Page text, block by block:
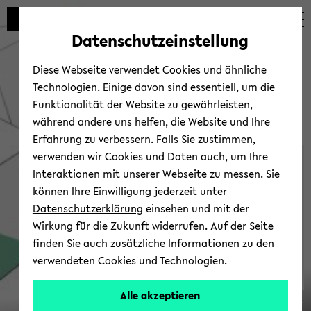
Automatische
vermeiden
zum
wechseln
zum
wechseln
zum
wechseln
Ver­an­stal­tun­gen
SFB
Datenschutzeinstellung
Diese Webseite verwendet Cookies und ähnliche
Technologien. Einige davon sind essentiell, um die
Funktionalität der Website zu gewährleisten,
während andere uns helfen, die Website und Ihre
Erfahrung zu verbessern. Falls Sie zustimmen,
verwenden wir Cookies und Daten auch, um Ihre
Interaktionen mit unserer Webseite zu messen. Sie
können Ihre Einwilligung jederzeit unter
Datenschutzerklärung einsehen und mit der
Wirkung für die Zukunft widerrufen. Auf der Seite
finden Sie auch zusätzliche Informationen zu den
verwendeten Cookies und Technologien.
Alle akzeptieren